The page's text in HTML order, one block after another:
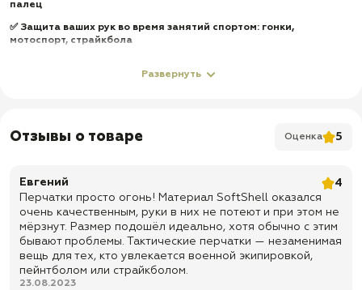
палец
✅Защита ваших рук во время занятий спортом: гонки,
мотоспорт, страйкбола
✅Петля для подвешивания перчаток
Быстрая отправка
Развернуть
Отзывы о товаре Оценка 5
Евгений
4
Перчатки просто огонь! Материал SoftShell оказался
очень качественным, руки в них не потеют и при этом не
мёрзнут. Размер подошёл идеально, хотя обычно с этим
бывают проблемы. Тактические перчатки — незаменимая
вещь для тех, кто увлекается военной экипировкой,
пейнтболом или страйкболом.
23.08.2023